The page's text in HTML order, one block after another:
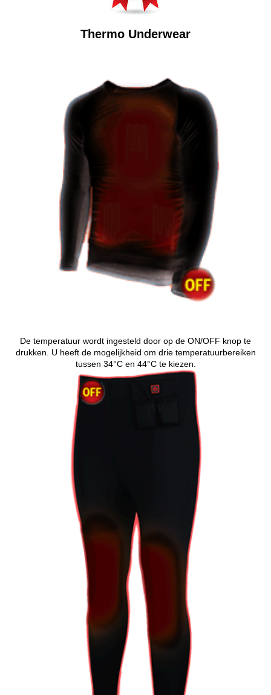
Thermo Underwear
De temperatuur wordt ingesteld door op de ON/OFF knop te
drukken. U heeft de mogelijkheid om drie temperatuurbereiken
tussen 34°C en 44°C te kiezen.